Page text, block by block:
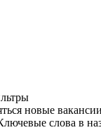
новые
слова в